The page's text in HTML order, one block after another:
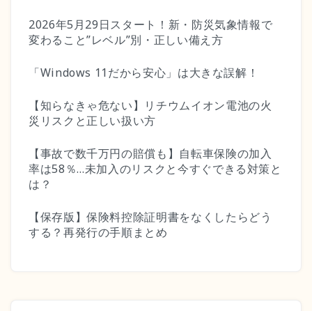
2026年5月29日スタート！新・防災気象情報で
変わること”レベル”別・正しい備え方
「Windows 11だから安心」は大きな誤解！
【知らなきゃ危ない】リチウムイオン電池の火
災リスクと正しい扱い方
【事故で数千万円の賠償も】自転車保険の加入
率は58％…未加入のリスクと今すぐできる対策と
は？
【保存版】保険料控除証明書をなくしたらどう
する？再発行の手順まとめ